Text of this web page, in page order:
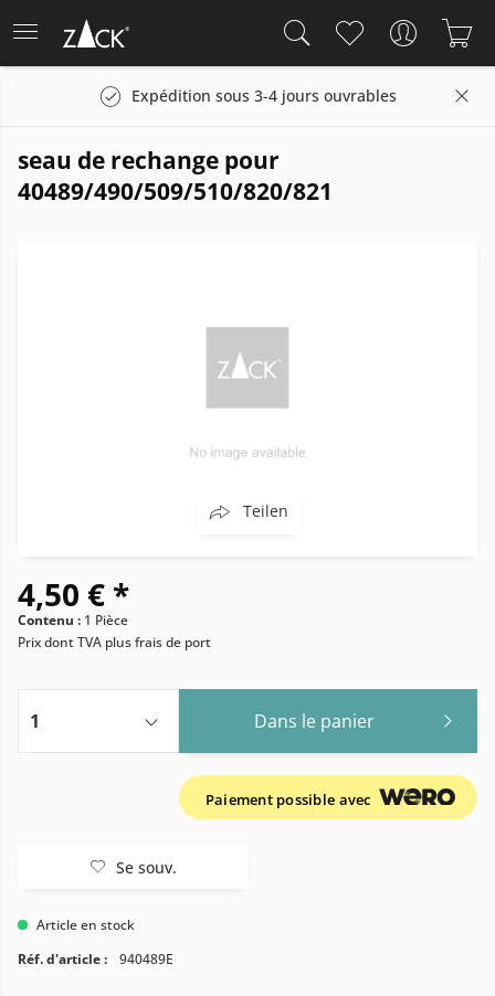
Expédition sous 3-4 jours ouvrables
seau de rechange pour
40489/490/509/510/820/821
Teilen
4,50 € *
Contenu : 1 Pièce
Prix dont TVA plus frais de port
Dans le panier
Paiement possible avec
Se souv.
Article en stock
Réf. d'article :
940489E